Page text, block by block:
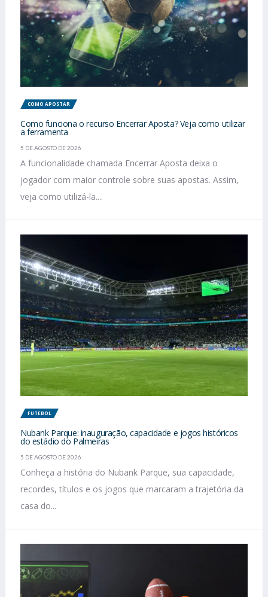
COMO APOSTAR
Como funciona o recurso Encerrar Aposta? Veja como utilizar
a ferramenta
5 DE AGOSTO DE 2026
A funcionalidade chamada Encerrar Aposta deixa o
jogador com maior controle sobre suas apostas. Assim,
veja como utilizá-la....
FUTEBOL
Nubank Parque: inauguração, capacidade e jogos históricos
do estádio do Palmeiras
5 DE AGOSTO DE 2026
Conheça a história do Nubank Parque, sua capacidade,
recordes, títulos e os jogos que marcaram a trajetória da
casa do...